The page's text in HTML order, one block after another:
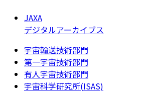
JAXA
デジタルアーカイブス
宇宙輸送技術部門
第一宇宙技術部門
有人宇宙技術部門
宇宙科学研究所(ISAS)